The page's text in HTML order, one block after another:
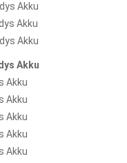
Akku
Akku
Akku
Akku
Akku
Akku
Akku
Akku
Akku